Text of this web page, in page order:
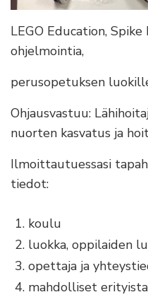
LEGO Education,
ohjelmointia,
perusopetuksen
Ohjausvastuu:
nuorten kasvatus ja
Ilmoittautuessasi
tiedot:
koulu
luokka, oppilaiden
opettaja ja
mahdolliset